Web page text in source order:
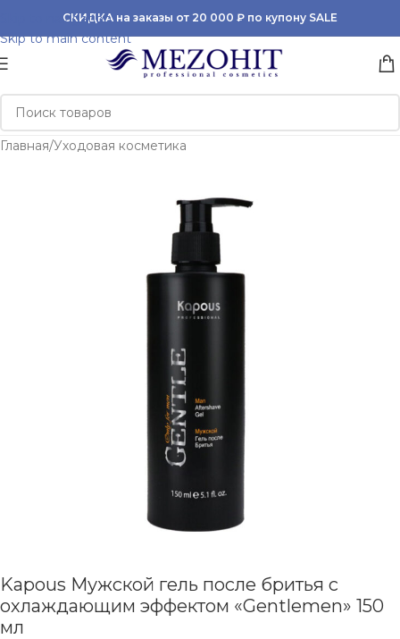
Skip to navigation
Skip to main content
СКИДКА на заказы от 20 000 ₽ по купону SALE
Главная/Уходовая косметика
Kapous Мужской гель после бритья с
охлаждающим эффектом «Gentlemen» 150
мл